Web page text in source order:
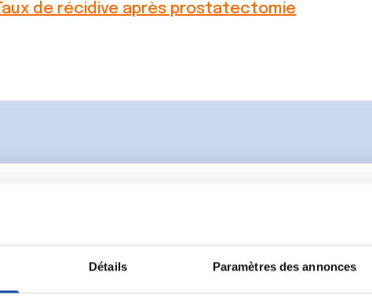
Détails Paramètres des annonces
Taux de récidive après prostatectomie
discussion, vous aurez besoin de vous connecter